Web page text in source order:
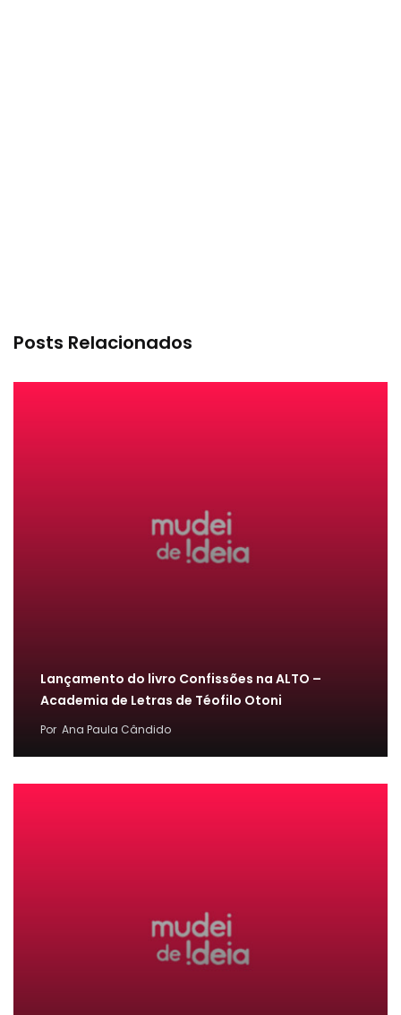
Posts Relacionados
Lançamento do livro Confissões na ALTO –
Academia de Letras de Téofilo Otoni
Por Ana Paula Cândido